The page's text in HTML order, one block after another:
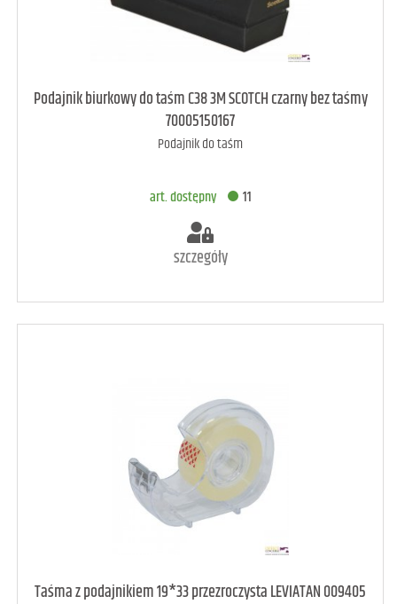
art. raczej dostępny 3
Podajnik biurkowy do taśm C38 3M SCOTCH czarny bez taśmy
70005150167
Podajnik do taśm
art. dostępny 11
szczegóły
art. dostępny 11
Taśma z podajnikiem 19*33 przezroczysta LEVIATAN 009405